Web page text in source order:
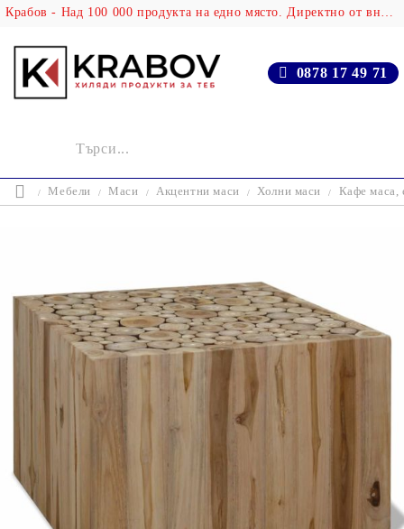
Крабов - Над 100 000 продукта на едно място. Директно от вносителя!
0878 17 49 71
Мебели Маси Акцентни маси Холни маси Кафе маса,